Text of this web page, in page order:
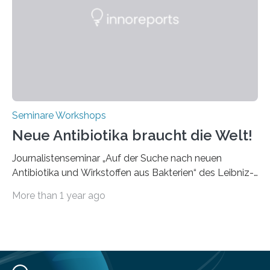
diesmal auf innovativen Strahlformungslösungen, die
Seminare Workshops
Neue Antibiotika braucht die Welt!
Journalistenseminar „Auf der Suche nach neuen
Antibiotika und Wirkstoffen aus Bakterien“ des Leibniz-
2024. Eine zunehmende und besorgniserregende
Arbeitsgruppen von Wissenschaftlern sind weltweit auf
More than 1 year ago